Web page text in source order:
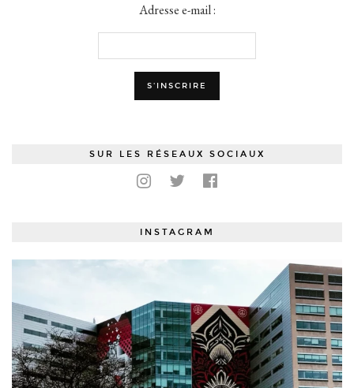
Adresse e-mail :
SUR LES RÉSEAUX SOCIAUX
INSTAGRAM